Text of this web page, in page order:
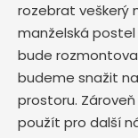
rozebrat veškerý
manželská
bude
budeme snažit
prostoru.
použít pro další